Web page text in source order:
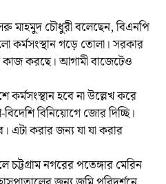
মাহমুদ চৌধুরী বলেছেন, বিএনপি
কর্মসংস্থান গড়ে তোলা। সরকার
কাজ করছে। আগামী বাজেটেও
কর্মসংস্থান হবে না উল্লেখ করে
বিনিয়োগে জোর দিচ্ছি।
এটা করার জন্য যা যা করার
নগরের পতেঙ্গার মেরিন